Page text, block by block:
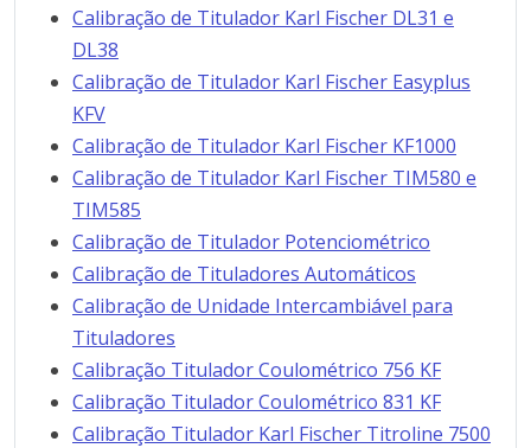
Calibração de Titulador Karl Fischer DL31 e
DL38
Calibração de Titulador Karl Fischer Easyplus
KFV
Calibração de Titulador Karl Fischer KF1000
Calibração de Titulador Karl Fischer TIM580 e
TIM585
Calibração de Titulador Potenciométrico
Calibração de Tituladores Automáticos
Calibração de Unidade Intercambiável para
Tituladores
Calibração Titulador Coulométrico 756 KF
Calibração Titulador Coulométrico 831 KF
Calibração Titulador Karl Fischer Titroline 7500